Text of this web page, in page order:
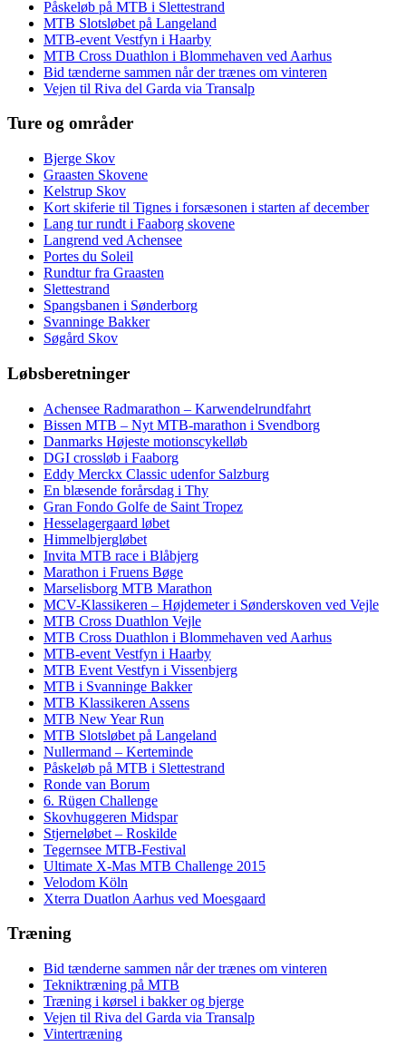
Påskeløb på MTB i Slettestrand
MTB Slotsløbet på Langeland
MTB-event Vestfyn i Haarby
MTB Cross Duathlon i Blommehaven ved Aarhus
Bid tænderne sammen når der trænes om vinteren
Vejen til Riva del Garda via Transalp
Ture og områder
Bjerge Skov
Graasten Skovene
Kelstrup Skov
Kort skiferie til Tignes i forsæsonen i starten af december
Lang tur rundt i Faaborg skovene
Langrend ved Achensee
Portes du Soleil
Rundtur fra Graasten
Slettestrand
Spangsbanen i Sønderborg
Svanninge Bakker
Søgård Skov
Løbsberetninger
Achensee Radmarathon – Karwendelrundfahrt
Bissen MTB – Nyt MTB-marathon i Svendborg
Danmarks Højeste motionscykelløb
DGI crossløb i Faaborg
Eddy Merckx Classic udenfor Salzburg
En blæsende forårsdag i Thy
Gran Fondo Golfe de Saint Tropez
Hesselagergaard løbet
Himmelbjergløbet
Invita MTB race i Blåbjerg
Marathon i Fruens Bøge
Marselisborg MTB Marathon
MCV-Klassikeren – Højdemeter i Sønderskoven ved Vejle
MTB Cross Duathlon Vejle
MTB Cross Duathlon i Blommehaven ved Aarhus
MTB-event Vestfyn i Haarby
MTB Event Vestfyn i Vissenbjerg
MTB i Svanninge Bakker
MTB Klassikeren Assens
MTB New Year Run
MTB Slotsløbet på Langeland
Nullermand – Kerteminde
Påskeløb på MTB i Slettestrand
Ronde van Borum
6. Rügen Challenge
Skovhuggeren Midspar
Stjerneløbet – Roskilde
Tegernsee MTB-Festival
Ultimate X-Mas MTB Challenge 2015
Velodom Köln
Xterra Duatlon Aarhus ved Moesgaard
Træning
Bid tænderne sammen når der trænes om vinteren
Tekniktræning på MTB
Træning i kørsel i bakker og bjerge
Vejen til Riva del Garda via Transalp
Vintertræning